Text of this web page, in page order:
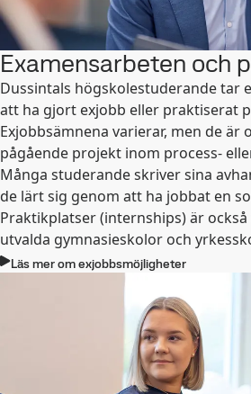
Examensarbeten och
Dussintals högskolestuderande tar
att ha gjort exjobb eller praktiserat
Exjobbsämnena varierar, men de är
pågående projekt inom process-
Många studerande skriver sina
de lärt sig genom att ha jobbat en
Praktikplatser (internships) är
utvalda gymnasieskolor och
Läs mer om exjobbsmöjligheter